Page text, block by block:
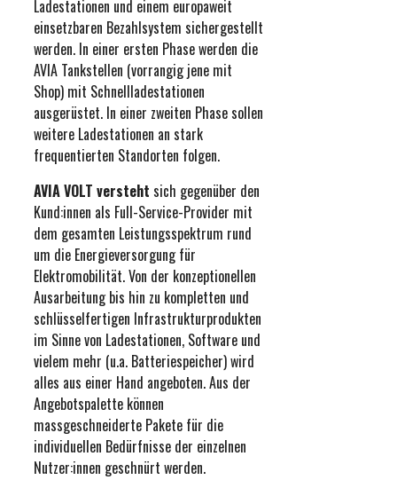
Ladestationen und einem europaweit
einsetzbaren Bezahlsystem sichergestellt
werden. In einer ersten Phase werden die
AVIA Tankstellen (vorrangig jene mit
Shop) mit Schnellladestationen
ausgerüstet. In einer zweiten Phase sollen
weitere Ladestationen an stark
frequentierten Standorten folgen.
AVIA VOLT versteht sich gegenüber den
Kund:innen als Full-Service-Provider mit
dem gesamten Leistungsspektrum rund
um die Energieversorgung für
Elektromobilität. Von der konzeptionellen
Ausarbeitung bis hin zu kompletten und
schlüsselfertigen Infrastrukturprodukten
im Sinne von Ladestationen, Software und
vielem mehr (u.a. Batteriespeicher) wird
alles aus einer Hand angeboten. Aus der
Angebotspalette können
massgeschneiderte Pakete für die
individuellen Bedürfnisse der einzelnen
Nutzer:innen geschnürt werden.